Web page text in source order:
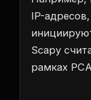
IP-
Scapy
рамках